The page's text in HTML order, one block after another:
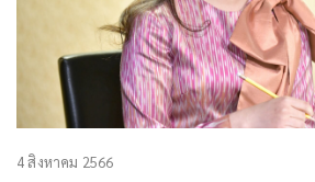
4 สิงหาคม 2566